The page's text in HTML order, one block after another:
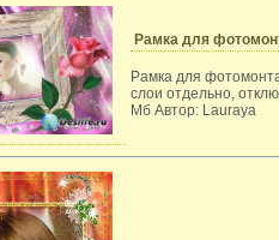
Рамка для
Рамка для
слои отдельно,
Мб Автор: Lauraya